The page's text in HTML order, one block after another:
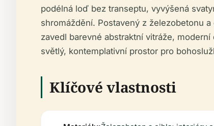
podélná loď bez transeptu, vyvýšená
shromáždění. Postavený z železobetonu
zavedl barevné abstraktní vitráže,
světlý, kontemplativní prostor pro
Klíčové vlastnosti